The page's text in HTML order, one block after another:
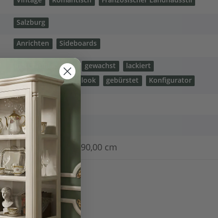
Salzburg
Anrichten Sideboards
natur (unlackiert) gewachst
lackiert
shabby chic / antik look
gebürstet Konfigurator
49,00 kg
42,00 kg
116,00 × 51,00 × 90,00 cm